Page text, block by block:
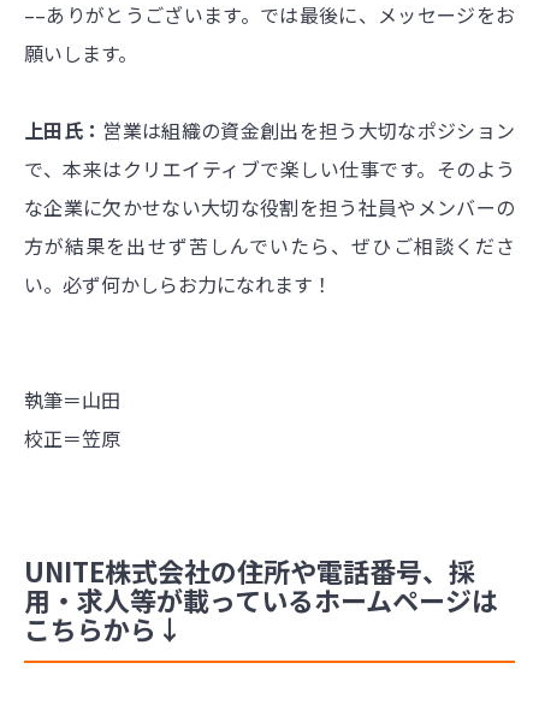
––ありがとうございます。では最後に、メッセージをお
願いします。
上田氏： 営業は組織の資金創出を担う大切なポジション
で、本来はクリエイティブで楽しい仕事です。そのよう
な企業に欠かせない大切な役割を担う社員やメンバーの
方が結果を出せず苦しんでいたら、ぜひご相談くださ
い。必ず何かしらお力になれます！
執筆＝山田
校正＝笠原
UNITE株式会社の住所や電話番号、採
用・求人等が載っているホームページは
こちらから↓